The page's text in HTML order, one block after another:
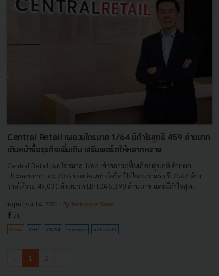
Central Retail เผยงบไตรมาส 1/64 มีกำไรสุทธิ 459 ล้านบาท
เดินหน้าซื้อธุรกิจเพิ่มเติม เสริมพอร์ตให้หลากหลาย
Central Retail เผยไตรมาส 1/64 เข้าสภาวะฟื้นเกือบสู่ปกติ ด้วยผล
ประกอบการแตะ 90% ของก่อนช่วงโควิด ปิดไตรมาสแรก ปี 2564 ด้วย
รายได้รวม 49,031 ล้านบาท EBITDA 5,398 ล้านบาท และมีกำไรสุท...
พฤษภาคม 14, 2021 | By Techsauce Team
21
News CRC q1/64 revenue net-profit
‹ 1 2 ›